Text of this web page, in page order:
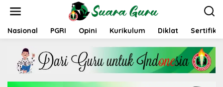
t
Nasional PGRI Opini Kurikulum Diklat